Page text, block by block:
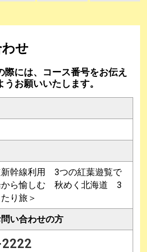
せ
際には、コース番号をお伝え
お願いいたします。
新幹線利用 3つの紅葉遊覧で
から愉しむ 秋めく北海道 3
り旅＞
い合わせの方